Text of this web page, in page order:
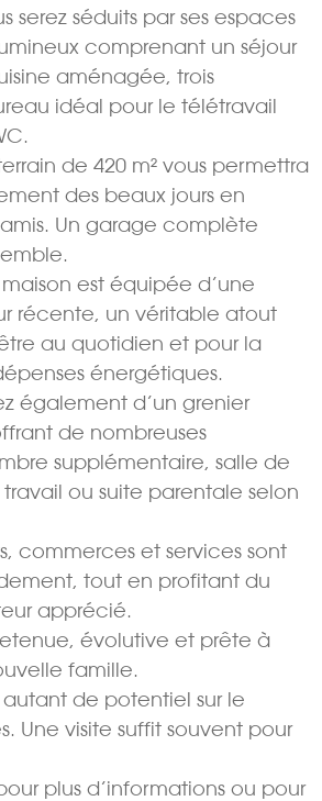
serez séduits par ses espaces
comprenant un séjour
aménagée, trois
idéal pour le télétravail
de 420 m² vous permettra
des beaux jours en
Un garage complète
est équipée d’une
récente, un véritable atout
au quotidien et pour la
énergétiques.
également d’un grenier
de nombreuses
supplémentaire, salle de
ou suite parentale selon
commerces et services sont
tout en profitant du
apprécié.
évolutive et prête à
famille.
autant de potentiel sur le
Une visite suffit souvent pour
plus d’informations ou pour